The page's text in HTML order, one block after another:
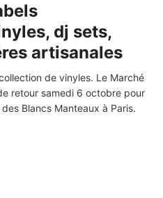
dj sets,
artisanales
de vinyles. Le Marché
retour samedi 6 octobre pour
Blancs Manteaux à Paris.